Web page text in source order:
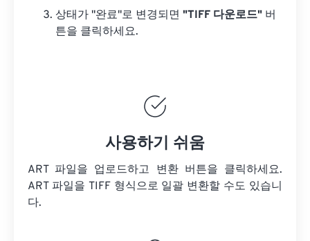
상태가 "완료"로 변경되면 "TIFF 다운로드" 버
튼을 클릭하세요.
사용하기 쉬움
ART 파일을 업로드하고 변환 버튼을 클릭하세요.
ART 파일을 TIFF 형식으로 일괄 변환할 수도 있습니
다.